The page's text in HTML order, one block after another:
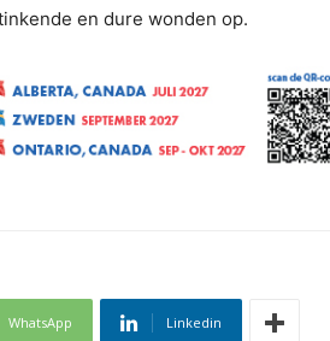
en dure wonden op.
WhatsApp Linkedin